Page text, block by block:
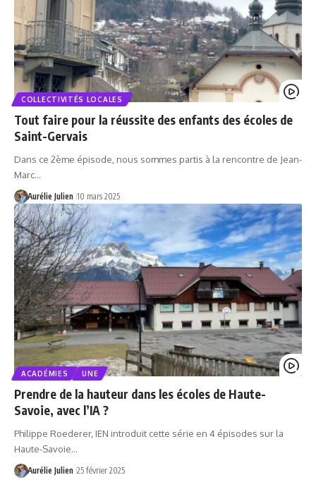
COLLECTIVITÉS LOCALES
Tout faire pour la réussite des enfants des écoles de
Saint-Gervais
Dans ce 2ème épisode, nous sommes partis à la rencontre de Jean-
Marc…
Aurélie Julien 10 mars 2025
ACADÉMIES UNE
Prendre de la hauteur dans les écoles de Haute-
Savoie, avec l’IA ?
Philippe Roederer, IEN introduit cette série en 4 épisodes sur la
Haute-Savoie…
Aurélie Julien 25 février 2025